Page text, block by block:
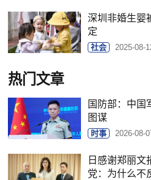
深圳非婚生婴
定
社会 2025-08-
热门文章
国防部：中国
图谋
时事 2026-08-
日感谢郑丽文
党：为什么不